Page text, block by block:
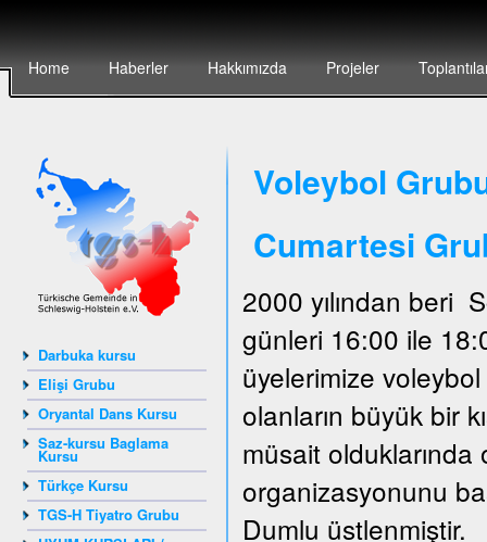
Home Haberler Hakkımızda Projeler
Darbuka kursu
Elişi Grubu
Oryantal Dans Kursu
Saz-kursu Baglama
Kursu
Türkçe Kursu
TGS-H Tiyatro Grubu
Voleybol
Cumartesi
2000 yılından beri
günleri 16:00 ile
üyelerimize
olanların büyük bir
müsait olduklarında
organizasyonunu
Dumlu üstlenmiştir.